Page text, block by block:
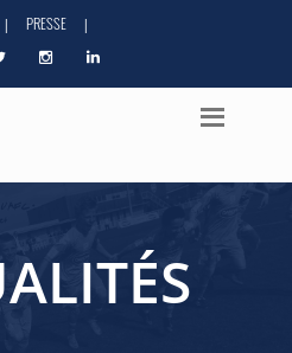
| PRESSE |